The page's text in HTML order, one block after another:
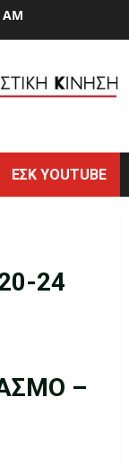
ΕΣΚ YOUTUBE
24
–